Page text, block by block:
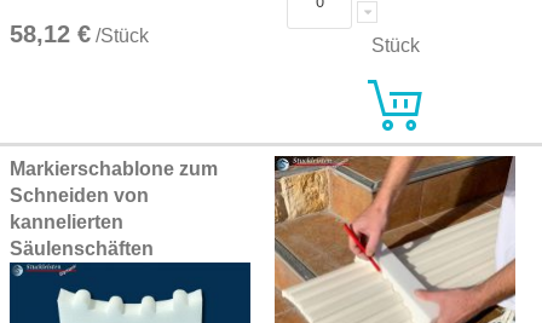
58,12 € /Stück Stück
Markierschablone zum
Schneiden von
kannelierten
Säulenschäften